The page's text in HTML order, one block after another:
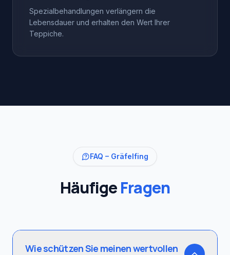
Spezialbehandlungen verlängern die
Lebensdauer und erhalten den Wert Ihrer
Teppiche.
FAQ – Gräfelfing
HäufigeFragen
Wie schützen Sie meinen wertvollen